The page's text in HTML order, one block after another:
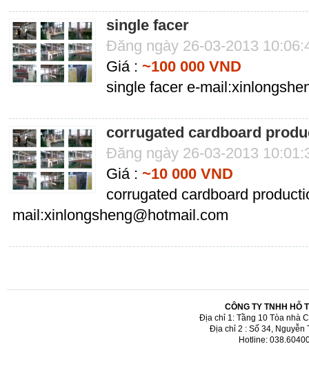
single facer
Đăng ngày 26-03-2013
Giá : ~100 000 VND
single facer e-
corrugated cardboard
Đăng ngày 26-03-2013
Giá : ~10 000 VND
corrugated cardboard
mail:xinlongsheng@hotmail.com
CÔNG TY TNHH HỖ
Địa chỉ 1: Tầng 10 Tòa nhà
Địa chỉ 2 : Số 34, Nguyễn
Hotline: